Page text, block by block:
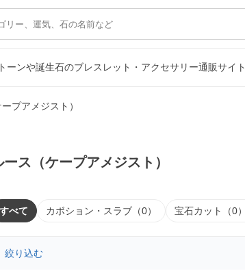
ーンや誕生石のブレスレット・アクセサリー通販サイト
プアメジスト）
ース（ケープアメジスト）
すべて カボション・スラブ（0） 宝石カット（0）
絞り込む